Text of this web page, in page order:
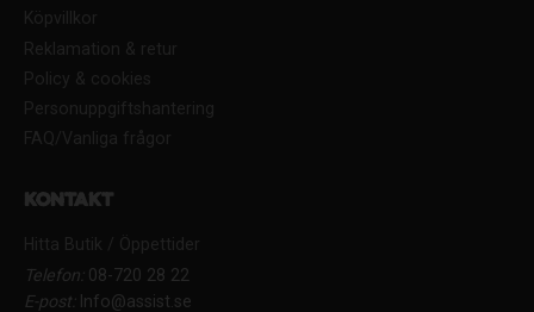
Köpvillkor
Reklamation & retur
Policy & cookies
Personuppgiftshantering
FAQ/Vanliga frågor
Kontakt
Hitta Butik / Öppettider
Telefon:08-720 28 22
E-post:Info@assist.se